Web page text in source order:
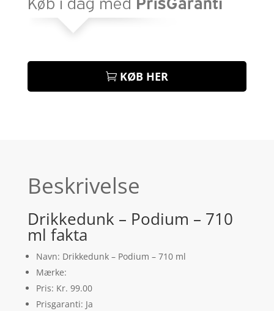
KØB HER
Beskrivelse
Drikkedunk – Podium – 710
ml fakta
Navn: Drikkedunk – Podium – 710 ml
Mærke:
Pris: Kr. 99.00
Prisgaranti: Ja